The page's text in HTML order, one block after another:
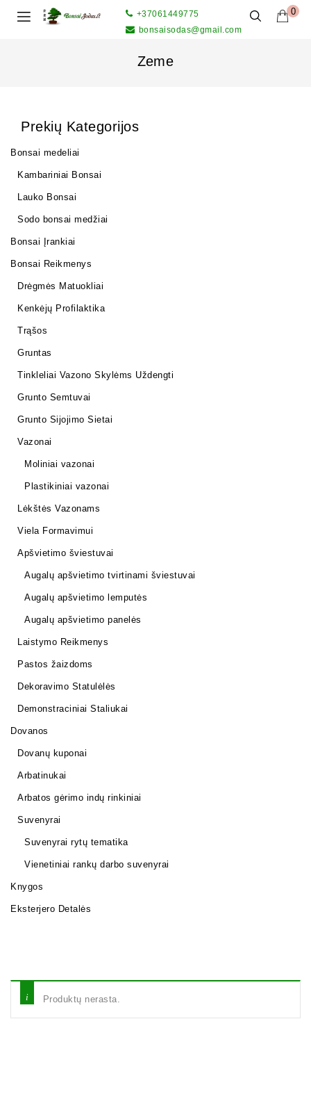
0
+37061449775
bonsaisodas@gmail.com
Zeme
Produktų nerasta.
Prekių Kategorijos
Bonsai medeliai
Kambariniai Bonsai
Lauko Bonsai
Sodo bonsai medžiai
Bonsai Įrankiai
Bonsai Reikmenys
Drėgmės Matuokliai
Kenkėjų Profilaktika
Trąšos
Gruntas
Tinkleliai Vazono Skylėms Uždengti
Grunto Semtuvai
Grunto Sijojimo Sietai
Vazonai
Moliniai vazonai
Plastikiniai vazonai
Lėkštės Vazonams
Viela Formavimui
Apšvietimo šviestuvai
Augalų apšvietimo tvirtinami šviestuvai
Augalų apšvietimo lemputės
Augalų apšvietimo panelės
Laistymo Reikmenys
Pastos žaizdoms
Dekoravimo Statulėlės
Demonstraciniai Staliukai
Dovanos
Dovanų kuponai
Arbatinukai
Arbatos gėrimo indų rinkiniai
Suvenyrai
Suvenyrai rytų tematika
Vienetiniai rankų darbo suvenyrai
Knygos
Eksterjero Detalės